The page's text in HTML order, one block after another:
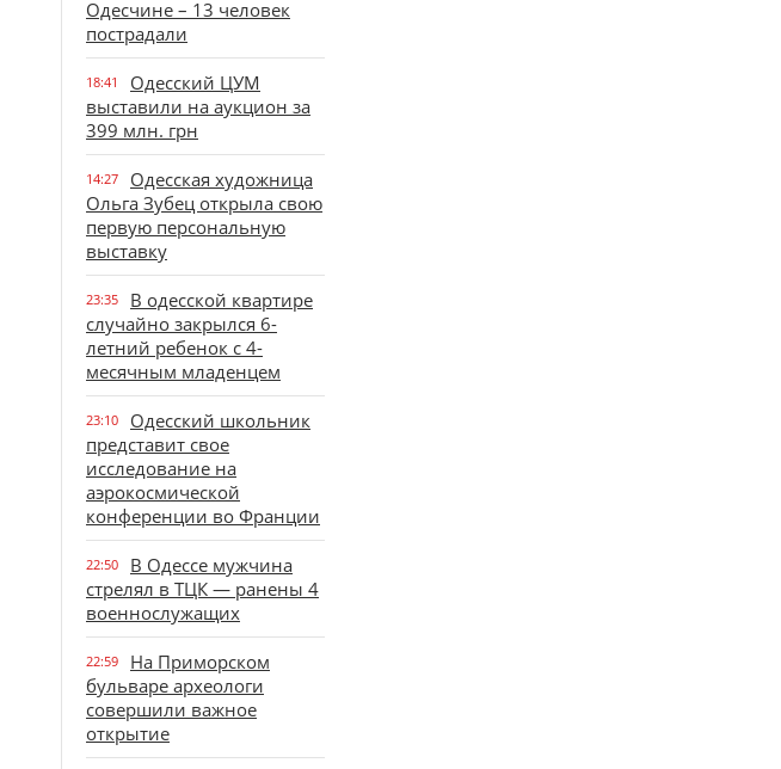
Одесчине – 13 человек
пострадали
18:41
Одесский ЦУМ
выставили на аукцион за
399 млн. грн
14:27
Одесская художница
Ольга Зубец открыла свою
первую персональную
выставку
23:35
В одесской квартире
случайно закрылся 6-
летний ребенок с 4-
месячным младенцем
23:10
Одесский школьник
представит свое
исследование на
аэрокосмической
конференции во Франции
22:50
В Одессе мужчина
стрелял в ТЦК — ранены 4
военнослужащих
22:59
На Приморском
бульваре археологи
совершили важное
открытие